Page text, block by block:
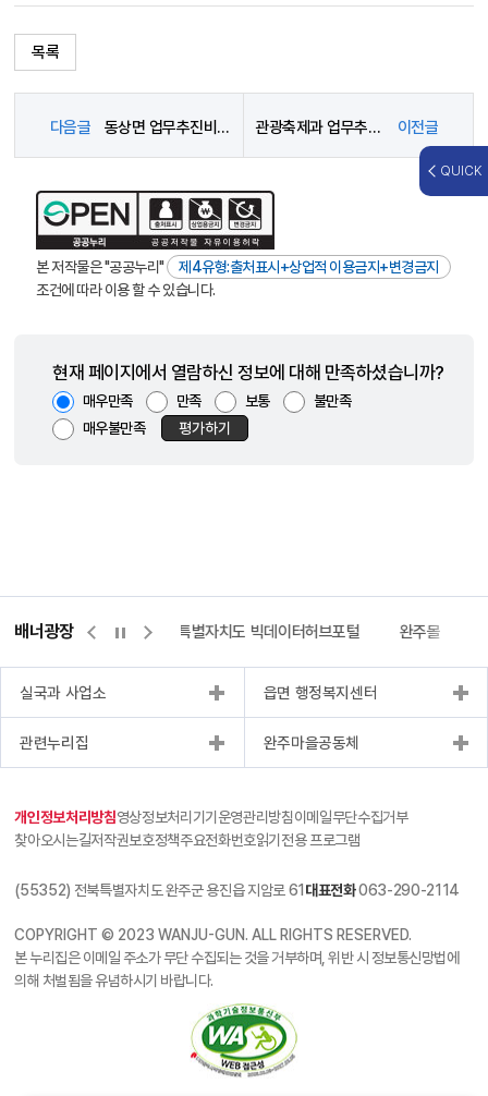
목록
다음글 동상면 업무추진비 사용내역(2026년 1월) 관광축제과 업무추진비 사용내역(2026년 3월) 이전글
본 저작물은 "공공누리"
제4유형:출처표시+상업적 이용금지+변경금지
조건에 따라 이용 할 수 있습니다.
현재 페이지에서 열람하신 정보에 대해 만족하셨습니까?
매우만족 만족 보통
불만족
매우불만족
평가하기
QUICK
배너광장
터 위택스 전북특별자치도 빅데이터허브포털 완주몰
실국과 사업소 읍면 행정복지센터
관련누리집 완주마을공동체
개인정보처리방침영상정보처리기기운영관리방침이메일무단수집거부
찾아오시는길저작권보호정책주요전화번호읽기전용 프로그램
(55352) 전북특별자치도 완주군 용진읍 지암로 61 대표전화063-290-2114
COPYRIGHT © 2023 WANJU-GUN. ALL RIGHTS RESERVED.
본 누리집은 이메일 주소가 무단 수집되는 것을 거부하며, 위반 시 정보통신망법에
의해 처벌됨을 유념하시기 바랍니다.